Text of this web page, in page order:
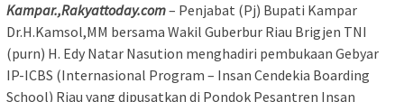
Kampar.,Rakyattoday.com– Penjabat (Pj) Bupati Kampar
Dr.H.Kamsol,MM bersama Wakil Guberbur Riau Brigjen TNI
(purn) H. Edy Natar Nasution menghadiri pembukaan Gebyar
IP-ICBS (Internasional Program – Insan Cendekia Boarding
School) Riau yang dipusatkan di Pondok Pesantren Insan